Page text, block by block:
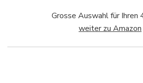
Grosse Auswahl für Ihren
weiter zu Amazon